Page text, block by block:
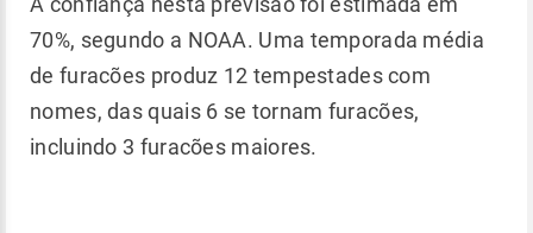
70%, segundo a NOAA. Uma temporada média
de furacões produz 12 tempestades com
nomes, das quais 6 se tornam furacões,
incluindo 3 furacões maiores.